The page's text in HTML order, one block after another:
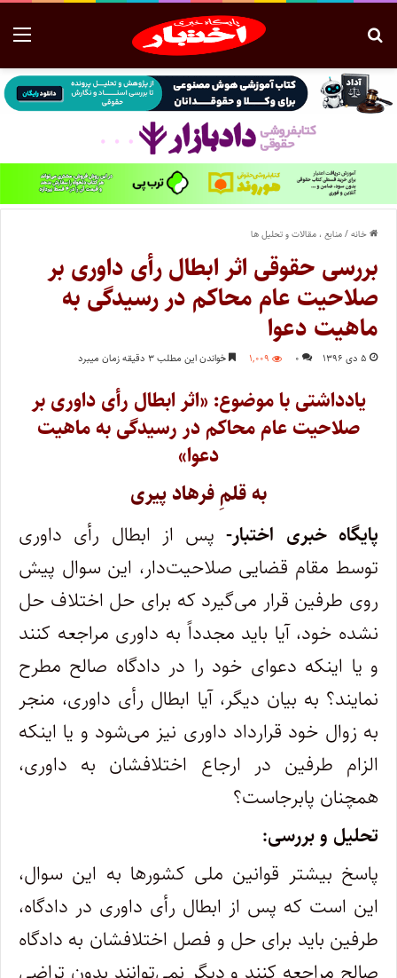
خانه/منابع ، مقالات و تحلیل ها
بررسی حقوقی اثر ابطال رأی داوری بر
صلاحیت عام محاکم در رسیدگی به
ماهیت دعوا
۵ دی ۱۳۹۶ ۰ ۱,۰۰۹ خواندن این مطلب ۳ دقیقه زمان میبرد
یادداشتی با موضوع: «اثر ابطال رأی داوری بر
صلاحیت عام محاکم در رسیدگی به ماهیت
دعوا»
به قلمِ فرهاد پیری
پایگاه خبری اختبار- پس از ابطال رأی داوری
توسط مقام قضایی صلاحیت‌دار، این سوال پیش
‌روی طرفین قرار می‌گیرد که برای حل اختلاف حل
نشده خود، آیا باید مجدداً به داوری مراجعه کنند
و یا اینکه دعوای خود را در دادگاه صالح مطرح
نمایند؟ به بیان دیگر، آیا ابطال رأی داوری، منجر
به زوال خود قرارداد داوری نیز می‌شود و یا اینکه
الزام طرفین در ارجاع اختلافشان به داوری،
همچنان پابرجاست؟
تحلیل و بررسی:
پاسخ بیشتر قوانین ملی کشورها به این سوال،
این است که پس از ابطال رأی داوری در دادگاه،
طرفین باید برای حل و فصل اختلافشان به دادگاه